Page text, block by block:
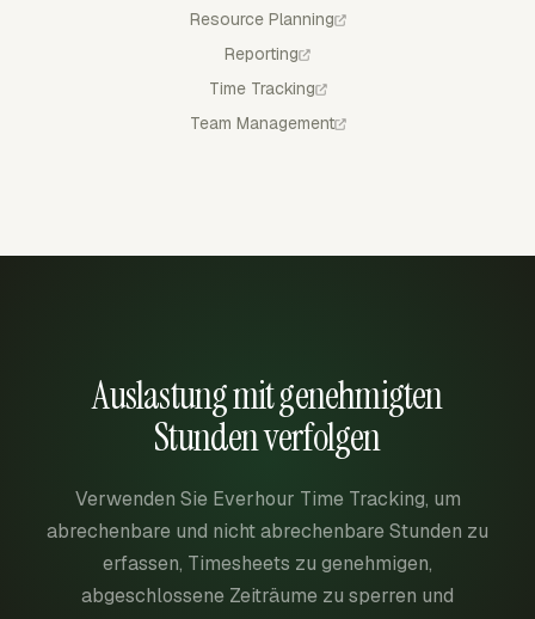
Resource Planning
Reporting
Time Tracking
Team Management
Auslastung mit genehmigten
Stunden verfolgen
Verwenden Sie Everhour Time Tracking, um
abrechenbare und nicht abrechenbare Stunden zu
erfassen, Timesheets zu genehmigen,
abgeschlossene Zeiträume zu sperren und